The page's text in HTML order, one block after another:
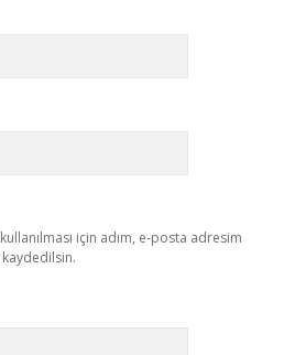
için adım, e-posta adresim
kaydedilsin.